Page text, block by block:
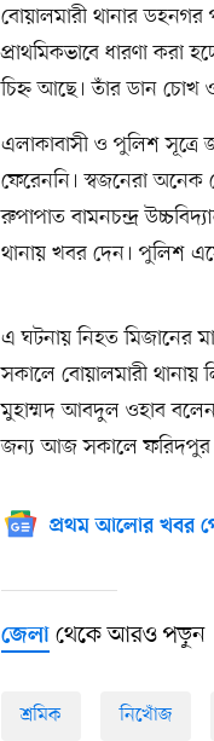
বোয়ালমারী থানার
প্রাথমিকভাবে ধারণা করা
চিহ্ন আছে। তাঁর ডান চোখ
এলাকাবাসী ও পুলিশ সূত্রে
ফেরেননি। স্বজনেরা
রুপাপাত বামনচন্দ্র
থানায় খবর দেন। পুলিশ
এ ঘটনায় নিহত মিজানের
সকালে বোয়ালমারী থানায়
মুহাম্মদ আবদুল ওহাব
জন্য আজ সকালে ফরিদপুর
প্রথম আলোর খবর
জেলা থেকে আরও পড়ুন
শ্রমিক নিখোঁজ